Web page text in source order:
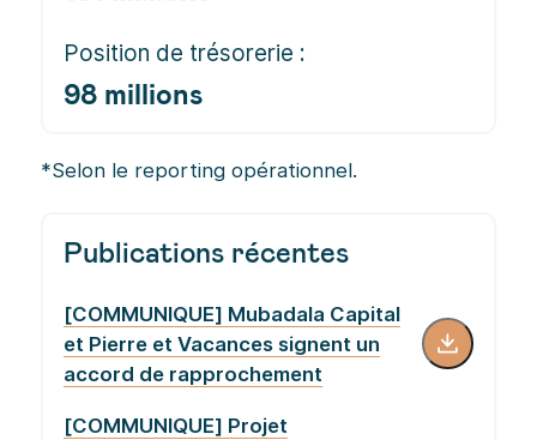
181 millions
Position de trésorerie :
Publications récentes
[COMMUNIQUE] Mubadala Capital
et Pierre et Vacances signent un
accord de rapprochement